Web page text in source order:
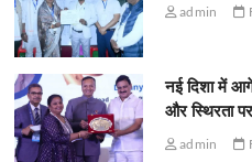
admin
नई दिशा में
और स्थिरता
admin